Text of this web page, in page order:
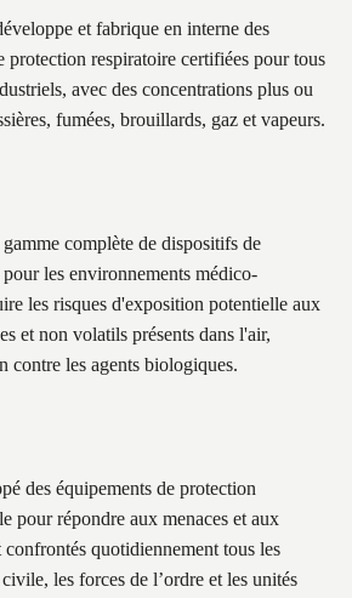
et fabrique en interne des
protection respiratoire certifiées pour tous
avec des concentrations plus ou
fumées, brouillards, gaz et vapeurs.
complète de dispositifs de
les environnements médico-
les risques d'exposition potentielle aux
et non volatils présents dans l'air,
contre les agents biologiques.
des équipements de protection
pour répondre aux menaces et aux
confrontés quotidiennement tous les
les forces de l’ordre et les unités